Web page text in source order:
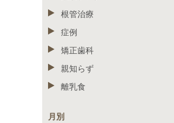
根管治療
症例
矯正歯科
親知らず
離乳食
月別